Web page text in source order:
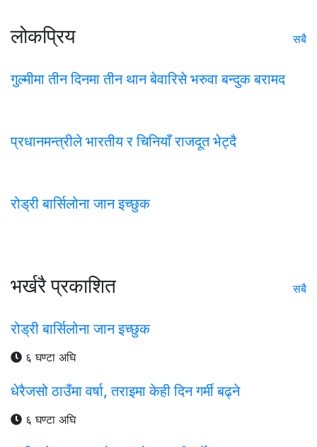
लोकप्रिय सबै
गुल्मीमा तीन दिनमा तीन थान बेवारिसे भरुवा बन्दुक बरामद
प्रधानमन्त्रीले भारतीय र चिनियाँ राजदूत भेट्दै
रोड्री बार्सिलोना जान इच्छुक
भर्खरै प्रकाशित सबै
रोड्री बार्सिलोना जान इच्छुक
६ घण्टा अघि
धेरैजसो ठाउँमा वर्षा, तराइमा केही दिन गर्मी बढ्ने
६ घण्टा अघि